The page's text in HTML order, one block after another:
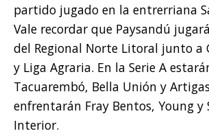
partido jugado en la entrerriana
Vale recordar que Paysandú
del Regional Norte Litoral junto a
y Liga Agraria. En la Serie A
Tacuarembó, Bella Unión y
enfrentarán Fray Bentos, Young y
Interior.